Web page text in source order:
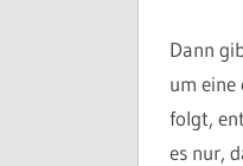
Dann
um eine
folgt,
es nur,